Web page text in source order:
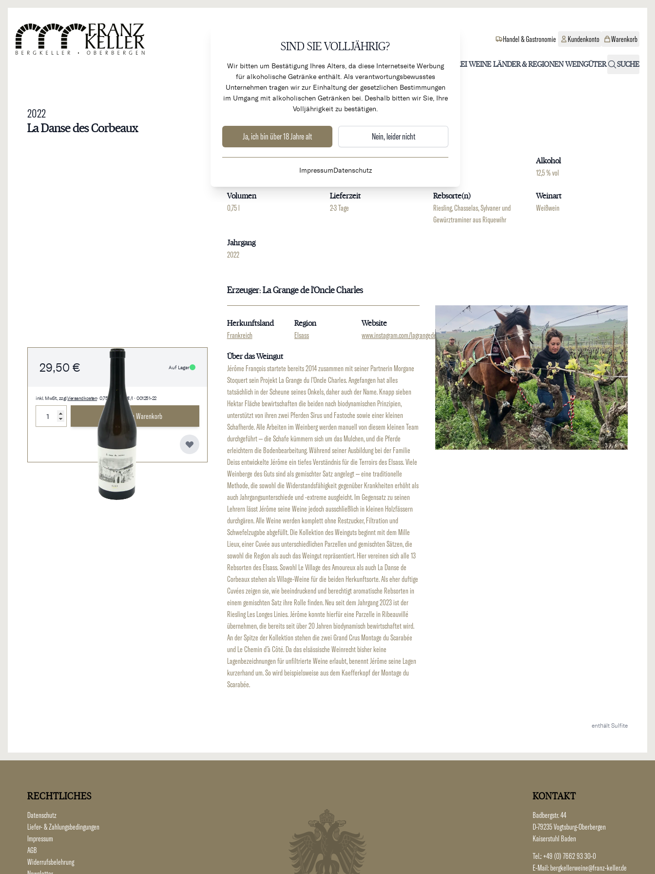
SIND SIE VOLLJÄHRIG?
Wir bitten um Bestätigung Ihres Alters, da diese Internetseite Werbung
für alkoholische Getränke enthält. Als verantwortungsbewusstes
Unternehmen tragen wir zur Einhaltung der gesetzlichen Bestimmungen
im Umgang mit alkoholischen Getränken bei. Deshalb bitten wir Sie, Ihre
Volljährigkeit zu bestätigen.
Ja, ich bin über 18 Jahre alt Nein, leider nicht
ImpressumDatenschutz
KÜCHENPRODUKTE & ALKOHOLFREI WEINE LÄNDER & REGIONEN WEINGÜTER SUCHE
Handel & Gastronomie Kundenkonto Warenkorb
2022
La Danse des Corbeaux
29,50 € Auf Lager
inkl. MwSt., zzgl.Versandkosten• 0,75 l • 39,33 €/l • 001251-22
In den Warenkorb
Frankreich
Alkohol
12,5 % vol
Volumen
0,75 l
Lieferzeit
2-3 Tage
Rebsorte(n)
Riesling, Chasselas, Sylvaner und
Gewürztraminer aus Riquewihr
Weinart
Weißwein
Jahrgang
2022
Erzeuger: La Grange de l'Oncle Charles
Herkunftsland
Frankreich
Region
Elsass
Website
www.instagram.com/lagrangedelonclecharles
Über das Weingut
Jérôme François startete bereits 2014 zusammen mit seiner Partnerin Morgane
Stoquert sein Projekt La Grange du l’Oncle Charles. Angefangen hat alles
tatsächlich in der Scheune seines Onkels, daher auch der Name. Knapp sieben
Hektar Fläche bewirtschaften die beiden nach biodynamischen Prinzipien,
unterstützt von ihren zwei Pferden Sirus und Fastoche sowie einer kleinen
Schafherde. Alle Arbeiten im Weinberg werden manuell von diesem kleinen Team
durchgeführt – die Schafe kümmern sich um das Mulchen, und die Pferde
erleichtern die Bodenbearbeitung. Während seiner Ausbildung bei der Familie
Deiss entwickelte Jérôme ein tiefes Verständnis für die Terroirs des Elsass. Viele
Weinberge des Guts sind als gemischter Satz angelegt – eine traditionelle
Methode, die sowohl die Widerstandsfähigkeit gegenüber Krankheiten erhöht als
auch Jahrgangsunterschiede und -extreme ausgleicht. Im Gegensatz zu seinen
Lehrern lässt Jérôme seine Weine jedoch ausschließlich in kleinen Holzfässern
durchgären. Alle Weine werden komplett ohne Restzucker, Filtration und
Schwefelzugabe abgefüllt. Die Kollektion des Weinguts beginnt mit dem Mille
Lieux, einer Cuvée aus unterschiedlichen Parzellen und gemischten Sätzen, die
sowohl die Region als auch das Weingut repräsentiert. Hier vereinen sich alle 13
Rebsorten des Elsass. Sowohl Le Village des Amoureux als auch La Danse de
Corbeaux stehen als Village-Weine für die beiden Herkunftsorte. Als eher duftige
Cuvées zeigen sie, wie beeindruckend und berechtigt aromatische Rebsorten in
einem gemischten Satz ihre Rolle finden. Neu seit dem Jahrgang 2023 ist der
Riesling Les Longes Linies. Jérôme konnte hierfür eine Parzelle in Ribeauvillé
übernehmen, die bereits seit über 20 Jahren biodynamisch bewirtschaftet wird.
An der Spitze der Kollektion stehen die zwei Grand Crus Montage du Scarabée
und Le Chemin d’à Côté. Da das elsässische Weinrecht bisher keine
Lagenbezeichnungen für unfiltrierte Weine erlaubt, benennt Jérôme seine Lagen
kurzerhand um. So wird beispielsweise aus dem Kaefferkopf der Montage du
Scarabée.
enthält Sulfite
RECHTLICHES
Datenschutz
Liefer- & Zahlungsbedingungen
Impressum
AGB
Widerrufsbelehrung
KONTAKT
Badbergstr. 44
D-79235 Vogtsburg-Oberbergen
Kaiserstuhl Baden
Tel.: +49 (0) 7662 93 30-0
E-Mail:bergkellerweine@franz-keller.de